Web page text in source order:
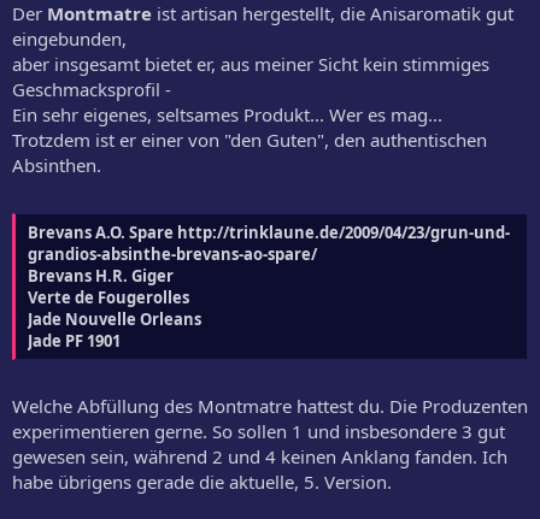
Der Montmatre ist artisan hergestellt, die Anisaromatik gut
eingebunden,
aber insgesamt bietet er, aus meiner Sicht kein stimmiges
Geschmacksprofil -
Ein sehr eigenes, seltsames Produkt... Wer es mag...
Trotzdem ist er einer von "den Guten", den authentischen
Absinthen.
Brevans A.O. Spare http://trinklaune.de/2009/04/23/grun-und-
grandios-absinthe-brevans-ao-spare/
Brevans H.R. Giger
Verte de Fougerolles
Jade Nouvelle Orleans
Jade PF 1901
Welche Abfüllung des Montmatre hattest du. Die Produzenten
experimentieren gerne. So sollen 1 und insbesondere 3 gut
gewesen sein, während 2 und 4 keinen Anklang fanden. Ich
habe übrigens gerade die aktuelle, 5. Version.